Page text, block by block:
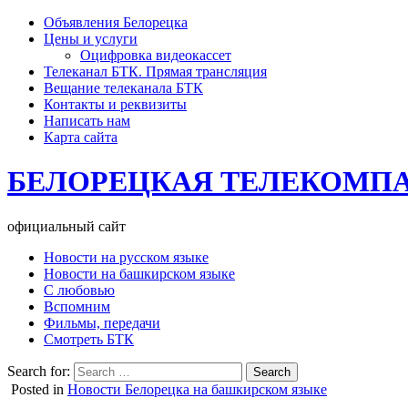
Объявления Белорецка
Цены и услуги
Оцифровка видеокассет
Телеканал БТК. Прямая трансляция
Вещание телеканала БТК
Контакты и реквизиты
Написать нам
Карта сайта
БЕЛОРЕЦКАЯ
официальный сайт
Новости на русском языке
Новости на башкирском языке
С любовью
Вспомним
Фильмы, передачи
Смотреть БТК
Search for:
Posted in Новости Белорецка на башкирском языке